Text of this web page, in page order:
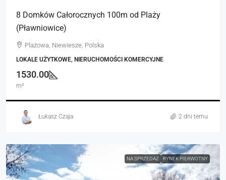
8 Domków Całorocznych 100m od Plaży
(Pławniowice)
Plażowa, Niewiesze, Polska
LOKALE UŻYTKOWE, NIERUCHOMOŚCI KOMERCYJNE
1530.00
m²
Łukasz Czaja 2 dni temu
NA SPRZEDAŻ RYNEK PIERWOTNY